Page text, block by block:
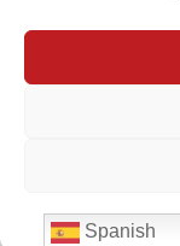
Politica de
© Pirotecnia
Spanish